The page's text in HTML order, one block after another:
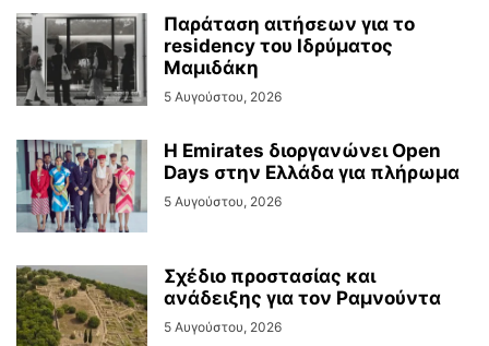
Παράταση αιτήσεων για το
residency του Ιδρύματος
Μαμιδάκη
5 Αυγούστου, 2026
Η Emirates διοργανώνει Open
Days στην Ελλάδα για πλήρωμα
5 Αυγούστου, 2026
Σχέδιο προστασίας και
ανάδειξης για τον Ραμνούντα
5 Αυγούστου, 2026